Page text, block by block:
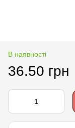
В наявності
36.50 грн